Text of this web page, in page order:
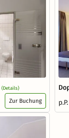
(Details)
Zur Buchung